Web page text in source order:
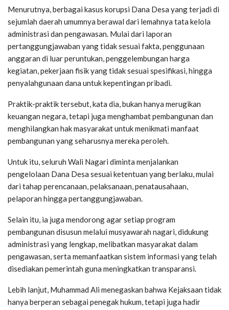
Menurutnya, berbagai kasus korupsi Dana Desa yang terjadi di
sejumlah daerah umumnya berawal dari lemahnya tata kelola
administrasi dan pengawasan. Mulai dari laporan
pertanggungjawaban yang tidak sesuai fakta, penggunaan
anggaran di luar peruntukan, penggelembungan harga
kegiatan, pekerjaan fisik yang tidak sesuai spesifikasi, hingga
penyalahgunaan dana untuk kepentingan pribadi.
Praktik-praktik tersebut, kata dia, bukan hanya merugikan
keuangan negara, tetapi juga menghambat pembangunan dan
menghilangkan hak masyarakat untuk menikmati manfaat
pembangunan yang seharusnya mereka peroleh.
Untuk itu, seluruh Wali Nagari diminta menjalankan
pengelolaan Dana Desa sesuai ketentuan yang berlaku, mulai
dari tahap perencanaan, pelaksanaan, penatausahaan,
pelaporan hingga pertanggungjawaban.
Selain itu, ia juga mendorong agar setiap program
pembangunan disusun melalui musyawarah nagari, didukung
administrasi yang lengkap, melibatkan masyarakat dalam
pengawasan, serta memanfaatkan sistem informasi yang telah
disediakan pemerintah guna meningkatkan transparansi.
Lebih lanjut, Muhammad Ali menegaskan bahwa Kejaksaan tidak
hanya berperan sebagai penegak hukum, tetapi juga hadir